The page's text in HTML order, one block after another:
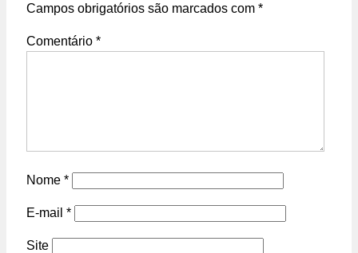
Campos obrigatórios são marcados com *
Comentário *
Nome *
E-mail *
Site